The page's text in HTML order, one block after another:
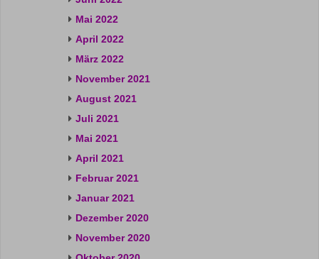
Mai 2022
April 2022
März 2022
November 2021
August 2021
Juli 2021
Mai 2021
April 2021
Februar 2021
Januar 2021
Dezember 2020
November 2020